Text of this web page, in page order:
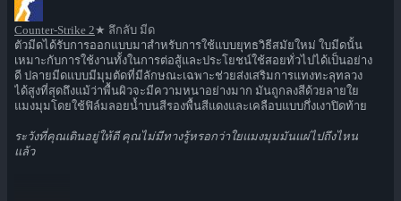
Counter-Strike 2★ ลึกลับ มีด
ตัวมีดได้รับการออกแบบมาสำหรับการใช้แบบยุทธวิธีสมัยใหม่ ใบมีดนั้น
เหมาะกับการใช้งานทั้งในการต่อสู้และประโยชน์ใช้สอยทั่วไปได้เป็นอย่าง
ดี ปลายมีดแบบมีมุมตัดที่มีลักษณะเฉพาะช่วยส่งเสริมการแทงทะลุทลวง
ได้สูงที่สุดถึงแม้ว่าพื้นผิวจะมีความหนาอย่างมาก มันถูกลงสีด้วยลายใย
แมงมุมโดยใช้ฟิล์มลอยน้ำบนสีรองพื้นสีแดงและเคลือบแบบกึ่งเงาปิดท้าย
ระวังที่คุณเดินอยู่ให้ดี คุณไม่มีทางรู้หรอกว่าใยแมงมุมมันแผ่ไปถึงไหน
แล้ว